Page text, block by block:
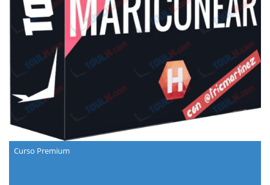
Curso Premium